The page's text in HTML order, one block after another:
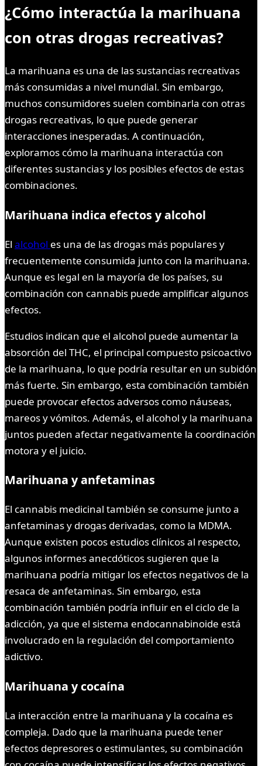
¿Cómo interactúa la marihuana
con otras drogas recreativas?
La marihuana es una de las sustancias recreativas
más consumidas a nivel mundial. Sin embargo,
muchos consumidores suelen combinarla con otras
drogas recreativas, lo que puede generar
interacciones inesperadas. A continuación,
exploramos cómo la marihuana interactúa con
diferentes sustancias y los posibles efectos de estas
combinaciones.
Marihuana indica efectos y alcohol
El alcohol es una de las drogas más populares y
frecuentemente consumida junto con la marihuana.
Aunque es legal en la mayoría de los países, su
combinación con cannabis puede amplificar algunos
efectos.
Estudios indican que el alcohol puede aumentar la
absorción del THC, el principal compuesto psicoactivo
de la marihuana, lo que podría resultar en un subidón
más fuerte. Sin embargo, esta combinación también
puede provocar efectos adversos como náuseas,
mareos y vómitos. Además, el alcohol y la marihuana
juntos pueden afectar negativamente la coordinación
motora y el juicio.
Marihuana y anfetaminas
El cannabis medicinal también se consume junto a
anfetaminas y drogas derivadas, como la MDMA.
Aunque existen pocos estudios clínicos al respecto,
algunos informes anecdóticos sugieren que la
marihuana podría mitigar los efectos negativos de la
resaca de anfetaminas. Sin embargo, esta
combinación también podría influir en el ciclo de la
adicción, ya que el sistema endocannabinoide está
involucrado en la regulación del comportamiento
adictivo.
Marihuana y cocaína
La interacción entre la marihuana y la cocaína es
compleja. Dado que la marihuana puede tener
efectos depresores o estimulantes, su combinación